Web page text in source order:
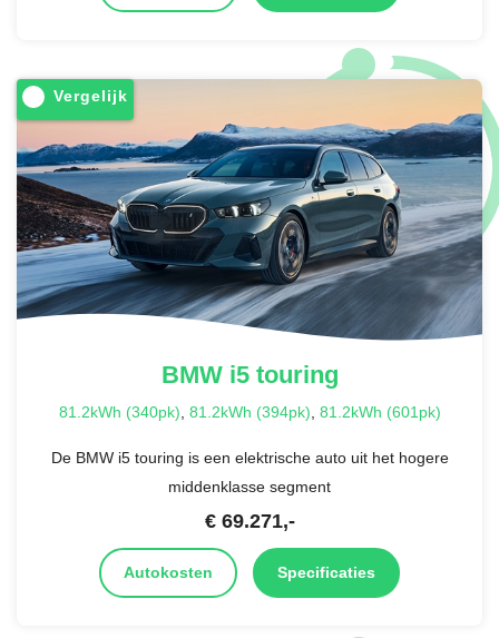
Vergelijk
BMWi5 touring
81.2kWh (340pk) 81.2kWh (394pk) 81.2kWh (601pk)
De BMW i5 touring is een elektrische auto uit het hogere
middenklasse segment
€ 69.271,-
Autokosten Specificaties